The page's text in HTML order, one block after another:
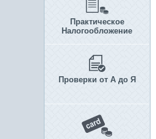
Практическое
Налогообложение
Проверки от А до Я